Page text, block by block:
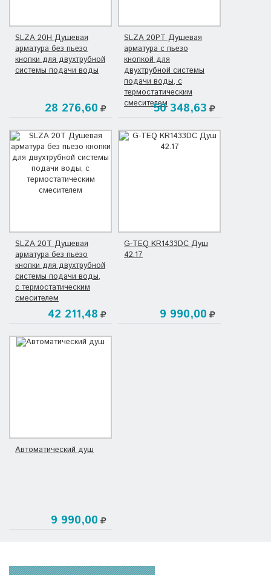
SLZA 20H Душевая
арматура без пьезо
кнопки для двухтрубной
системы подачи воды
28 276,60
SLZA 20PT Душевая
арматура с пьезо
кнопкой для
двухтрубной системы
подачи воды, с
термостатическим
смесителем50 348,63
SLZA 20T Душевая
арматура без пьезо
кнопки для двухтрубной
системы подачи воды,
с термостатическим
смесителем
42 211,48
G-TEQ KR1433DC Душ
42.17
9 990,00
Автоматический душ
9 990,00